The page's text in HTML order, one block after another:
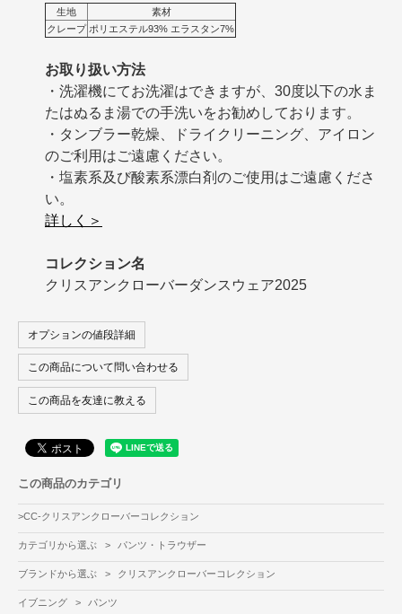
生地
素材
クレープ ポリエステル93% エラスタン7%
お取り扱い方法
・洗濯機にてお洗濯はできますが、30度以下の水ま
たはぬるま湯での手洗いをお勧めしております。
・タンブラー乾燥、ドライクリーニング、アイロン
のご利用はご遠慮ください。
・塩素系及び酸素系漂白剤のご使用はご遠慮くださ
い。
詳しく＞
コレクション名
クリスアンクローバーダンスウェア2025
オプションの値段詳細
この商品について問い合わせる
この商品を友達に教える
この商品のカテゴリ
>CC-クリスアンクローバーコレクション
カテゴリから選ぶ > パンツ・トラウザー
ブランドから選ぶ > クリスアンクローバーコレクション
イブニング > パンツ